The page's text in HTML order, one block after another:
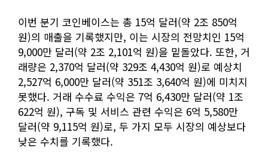
이번 분기 코인베이스는 총 15억 달러(약 2조 850억
원)의 매출을 기록했지만, 이는 시장의 전망치인 15억
9,000만 달러(약 2조 2,101억 원)을 밑돌았다. 또한, 거
래량은 2,370억 달러(약 329조 4,430억 원)로 예상치
2,527억 6,000만 달러(약 351조 3,640억 원)에 미치지
못했다. 거래 수수료 수익은 7억 6,430만 달러(약 1조
622억 원), 구독 및 서비스 관련 수익은 6억 5,580만
달러(약 9,115억 원)로, 두 가지 모두 시장의 예상보다
낮은 수치를 기록했다.